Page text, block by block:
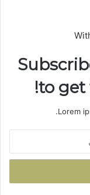
to get
Lorem